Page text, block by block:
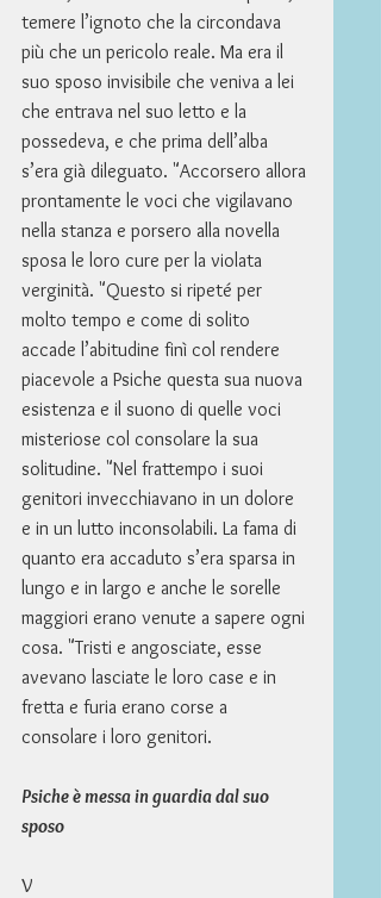
temere l’ignoto che la circondava
più che un pericolo reale. Ma era il
suo sposo invisibile che veniva a lei
che entrava nel suo letto e la
possedeva, e che prima dell’alba
s’era già dileguato. "Accorsero allora
prontamente le voci che vigilavano
nella stanza e porsero alla novella
sposa le loro cure per la violata
verginità. "Questo si ripeté per
molto tempo e come di solito
accade l’abitudine finì col rendere
piacevole a Psiche questa sua nuova
esistenza e il suono di quelle voci
misteriose col consolare la sua
solitudine. "Nel frattempo i suoi
genitori invecchiavano in un dolore
e in un lutto inconsolabili. La fama di
quanto era accaduto s’era sparsa in
lungo e in largo e anche le sorelle
maggiori erano venute a sapere ogni
cosa. "Tristi e angosciate, esse
avevano lasciate le loro case e in
fretta e furia erano corse a
consolare i loro genitori.
Psiche è messa in guardia dal suo
sposo
V